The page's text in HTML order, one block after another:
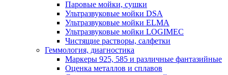
Паровые мойки, сушки
Ультразвуковые мойки DSA
Ультразвуковые мойки ELMA
Ультразвуковые мойки LOGIMEC
Чистящие растворы, салфетки
Геммология, диагностика
Маркеры 925, 585 и различные фантазийные
Оценка металлов и сплавов